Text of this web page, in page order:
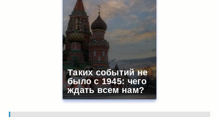
Таких событий не
было с 1945: чего
ждать всем нам?